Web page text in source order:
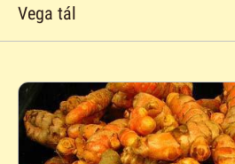
Vega tál